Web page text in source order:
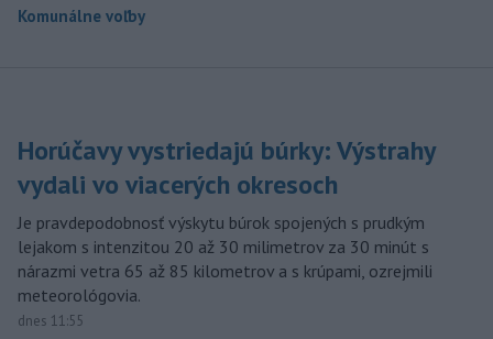
Komunálne voľby
Horúčavy vystriedajú búrky: Výstrahy
vydali vo viacerých okresoch
Je pravdepodobnosť výskytu búrok spojených s prudkým
lejakom s intenzitou 20 až 30 milimetrov za 30 minút s
nárazmi vetra 65 až 85 kilometrov a s krúpami, ozrejmili
meteorológovia.
dnes 11:55